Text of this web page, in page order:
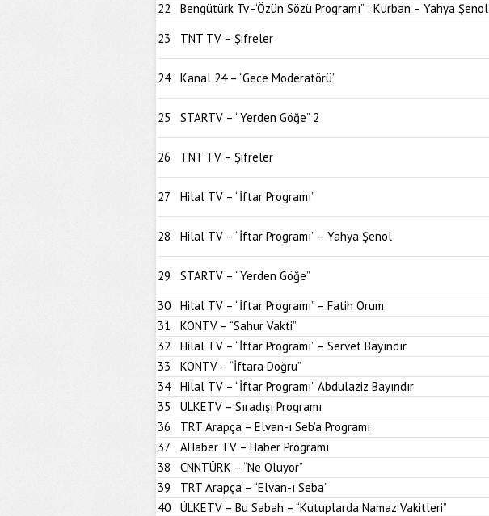
22
Bengütürk Tv -“Özün Sözü Programı” : Kurban – Yahya Şenol
23
TNT TV – Şifreler
24 Kanal 24 – “Gece Moderatörü”
25 STARTV – “Yerden Göğe” 2
26 TNT TV – Şifreler
27 Hilal TV – “İftar Programı”
28 Hilal TV – “İftar Programı” – Yahya Şenol
29 STARTV – “Yerden Göğe”
30
Hilal TV – “İftar Programı” – Fatih Orum
31
KONTV – “Sahur Vakti”
32
Hilal TV – “İftar Programı” – Servet Bayındır
33
KONTV – “İftara Doğru”
34
Hilal TV – “İftar Programı” Abdulaziz Bayındır
35
ÜLKETV – Sıradışı Programı
36
TRT Arapça – Elvan-ı Seb’a Programı
37
AHaber TV – Haber Programı
38
CNNTÜRK – “Ne Oluyor”
39
TRT Arapça – “Elvan-ı Seba”
40
ÜLKETV – Bu Sabah – “Kutuplarda Namaz Vakitleri”